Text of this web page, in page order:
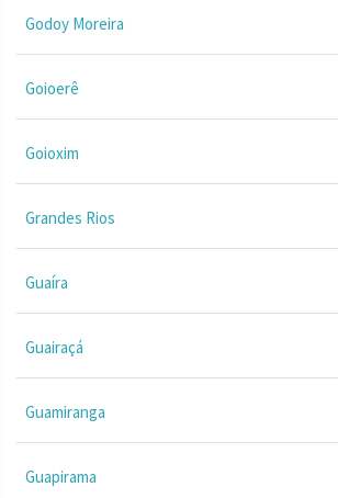
Godoy Moreira
Goioerê
Goioxim
Grandes Rios
Guaíra
Guairaçá
Guamiranga
Guapirama